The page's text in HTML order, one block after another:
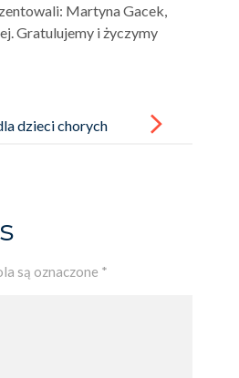
Martyna Gacek,
Gratulujemy i życzymy
dzieci chorych
są oznaczone *